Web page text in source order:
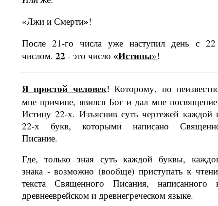
«Лжи и Смерти»!
После 21-го числа уже наступил день с
числом. 22 - это число «Истины»!
Я простой человек! Которому, по
мне причине, явился Бог и дал мне
Истину 22-х. Изъ­яснив суть чертежей каждой
22-х букв, которыми написано
Писание.
Где, только зная суть каждой буквы,
знака - возможно (вообще) приступать к
текста Священного Писания, написанного
древнееврейс­ком и древнегреческом языке.